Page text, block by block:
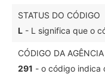
STATUS DO CÓDIGO
L - L significa que o
CÓDIGO DA AGÊNCIA
291 - o código indica